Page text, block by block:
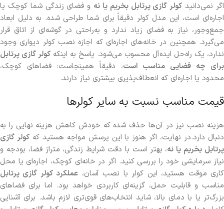
اگر نمی‌دانید کولر گازی پرتابل بخریم یا نه و فضای زندگی شما کوچک یا
اجاره‌ای است، این مدل کولر دقیقاً برای شما طراحی شده. به دلیل ابعاد
جمع‌وجور، نیاز به فضای زیاد ندارد و به‌راحتی در گوشه‌ای از اتاق قرار
می‌گیرد. همچنین در خانه‌های اجاره‌ای که اجازه نصب کولر دیواری وجود
ندارد، یک راه‌حل ایده‌آل محسوب می‌شود. پاسخ به اینکه کولر گازی پرتابل
برای چه فضایی مناسب است، دقیقاً همینجاست: فضاهای کوچک،
محدود یا اجاره‌ای که انعطاف‌پذیری بیشتری نیاز دارند.
قیمت مناسب نسبت به سایر کولرها
هزینه نصب نیز در آن‌ها حذف شده که خودش کاهش هزینه نهایی را به
دنبال دارد.در نهایت، اگر هنوز با این پرسش مواجه هستید کهکولر گازی
پرتابل بخریم یا نه، بهتر است با دقت شرایط زندگی، متراژ فضا، بودجه و
نیاز سرمایشی خود را بررسی کنید. اگر در خانه‌ای کوچک، اجاره‌ای یا محل
کاری موقت هستید، این کولر با نصب آسان، عملکرد کولر گازی پرتابل
مناسب و قابلیت حمل، گزینه‌ای کاربردی خواهد بود. اما برای فضاهای
بزرگ‌تر یا با دمای بالا، شاید انتخاب‌های قوی‌تری لازم باشد. برای آشنایی